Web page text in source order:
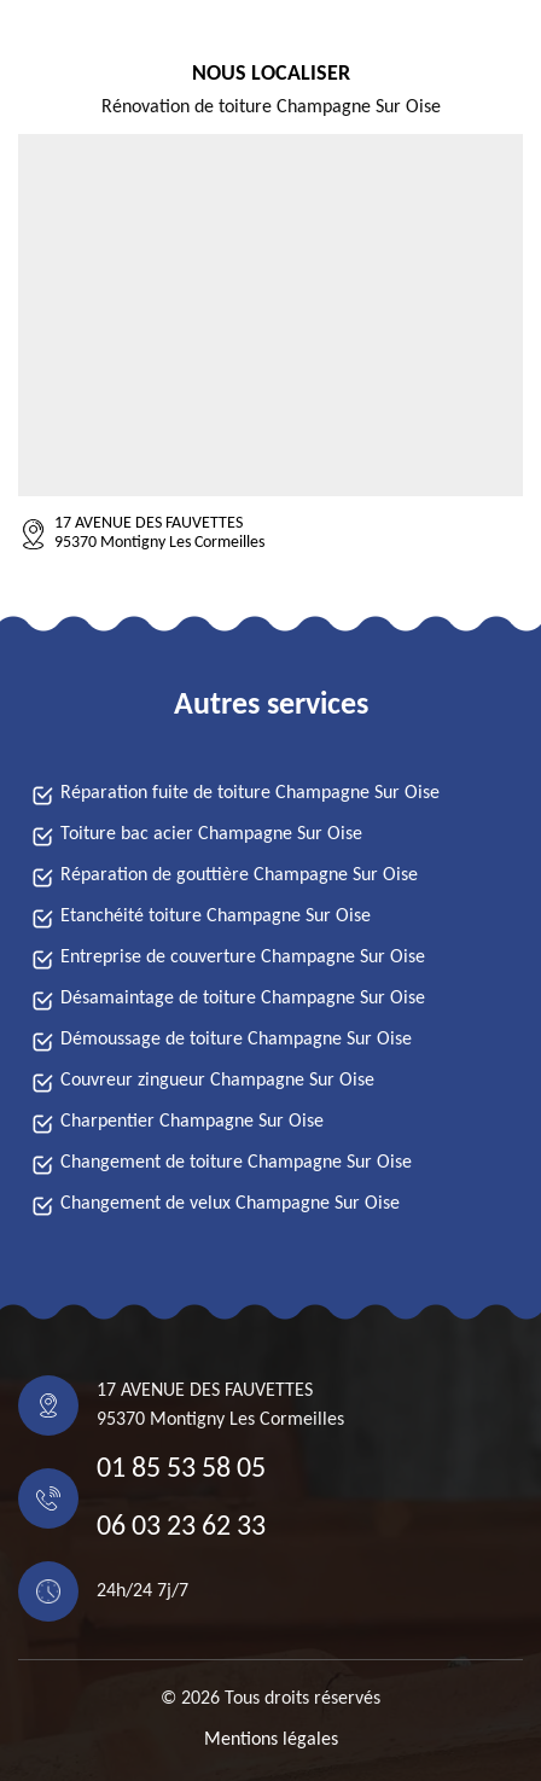
NOUS LOCALISER
Rénovation de toiture Champagne Sur Oise
17 AVENUE DES FAUVETTES
95370 Montigny Les Cormeilles
Autres services
Réparation fuite de toiture Champagne Sur Oise
Toiture bac acier Champagne Sur Oise
Réparation de gouttière Champagne Sur Oise
Etanchéité toiture Champagne Sur Oise
Entreprise de couverture Champagne Sur Oise
Désamaintage de toiture Champagne Sur Oise
Démoussage de toiture Champagne Sur Oise
Couvreur zingueur Champagne Sur Oise
Charpentier Champagne Sur Oise
Changement de toiture Champagne Sur Oise
Changement de velux Champagne Sur Oise
17 AVENUE DES FAUVETTES
95370 Montigny Les Cormeilles
01 85 53 58 05
06 03 23 62 33
24h/24 7j/7
© 2026 Tous droits réservés
Mentions légales